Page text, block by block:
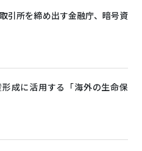
引所を締め出す金融庁、暗号資
成に活用する「海外の生命保